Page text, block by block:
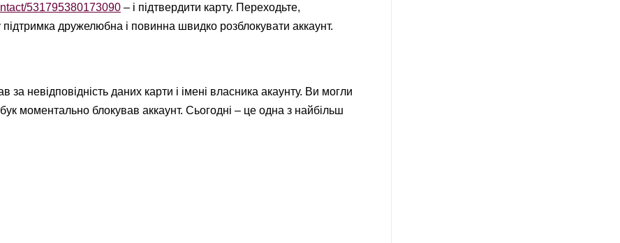
531795380173090 – і підтвердити карту. Переходьте,
дружелюбна і повинна швидко розблокувати аккаунт.
за невідповідність даних карти і імені власника акаунту. Ви могли
моментально блокував аккаунт. Сьогодні – це одна з найбільш